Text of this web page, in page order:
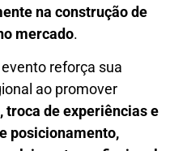
na construção de
mercado.
reforça sua
ao promover
de experiências e
posicionamento,